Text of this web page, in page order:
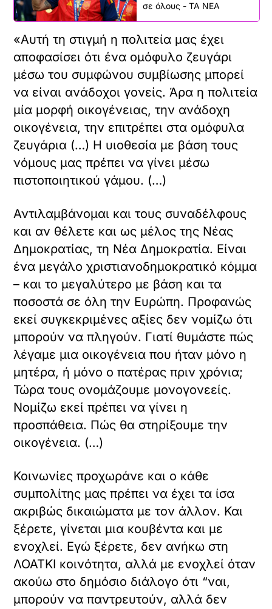
σε όλους - ΤΑ ΝΕΑ
«Αυτή τη στιγμή η πολιτεία μας έχει
αποφασίσει ότι ένα ομόφυλο ζευγάρι
μέσω του συμφώνου συμβίωσης μπορεί
να είναι ανάδοχοι γονείς. Άρα η πολιτεία
μία μορφή οικογένειας, την ανάδοχη
οικογένεια, την επιτρέπει στα ομόφυλα
ζευγάρια (…) Η υιοθεσία με βάση τους
νόμους μας πρέπει να γίνει μέσω
πιστοποιητικού γάμου. (…)
Αντιλαμβάνομαι και τους συναδέλφους
και αν θέλετε και ως μέλος της Νέας
Δημοκρατίας, τη Νέα Δημοκρατία. Είναι
ένα μεγάλο χριστιανοδημοκρατικό κόμμα
– και το μεγαλύτερο με βάση και τα
ποσοστά σε όλη την Ευρώπη. Προφανώς
εκεί συγκεκριμένες αξίες δεν νομίζω ότι
μπορούν να πληγούν. Γιατί θυμάστε πώς
λέγαμε μια οικογένεια που ήταν μόνο η
μητέρα, ή μόνο ο πατέρας πριν χρόνια;
Τώρα τους ονομάζουμε μονογονεείς.
Νομίζω εκεί πρέπει να γίνει η
προσπάθεια. Πώς θα στηρίξουμε την
οικογένεια. (…)
Κοινωνίες προχωράνε και ο κάθε
συμπολίτης μας πρέπει να έχει τα ίσα
ακριβώς δικαιώματα με τον άλλον. Και
ξέρετε, γίνεται μια κουβέντα και με
ενοχλεί. Εγώ ξέρετε, δεν ανήκω στη
ΛΟΑΤΚΙ κοινότητα, αλλά με ενοχλεί όταν
ακούω στο δημόσιο διάλογο ότι “ναι,
μπορούν να παντρευτούν, αλλά δεν